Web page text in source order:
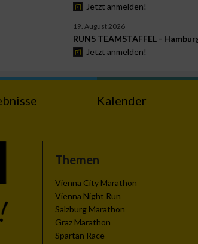
Jetzt anmelden!
19. August 2026
RUN5 TEAMSTAFFEL -
Jetzt anmelden!
Kalender
Themen
Vienna City Marathon
Vienna Night Run
Salzburg Marathon
Graz Marathon
Spartan Race